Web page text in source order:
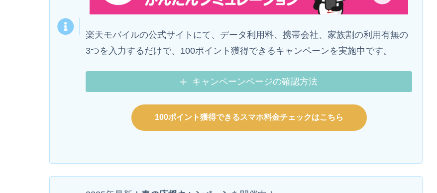
楽天モバイルの公式サイトにて、データ利用料、携帯会社、家族割の利用有無の
3つを入力するだけで、100ポイント獲得できるキャンペーンを実施中です。
キャンペーンページの確認方法
100ポイント獲得できるスマホ料金チェックはこちら